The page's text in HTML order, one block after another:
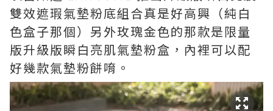
雙效遮瑕氣墊粉底組合真是好高興（純白
色盒子那個）另外玫瑰金色的那款是限量
版升級版瞬白亮肌氣墊粉盒，內裡可以配
好幾款氣墊粉餅唷。